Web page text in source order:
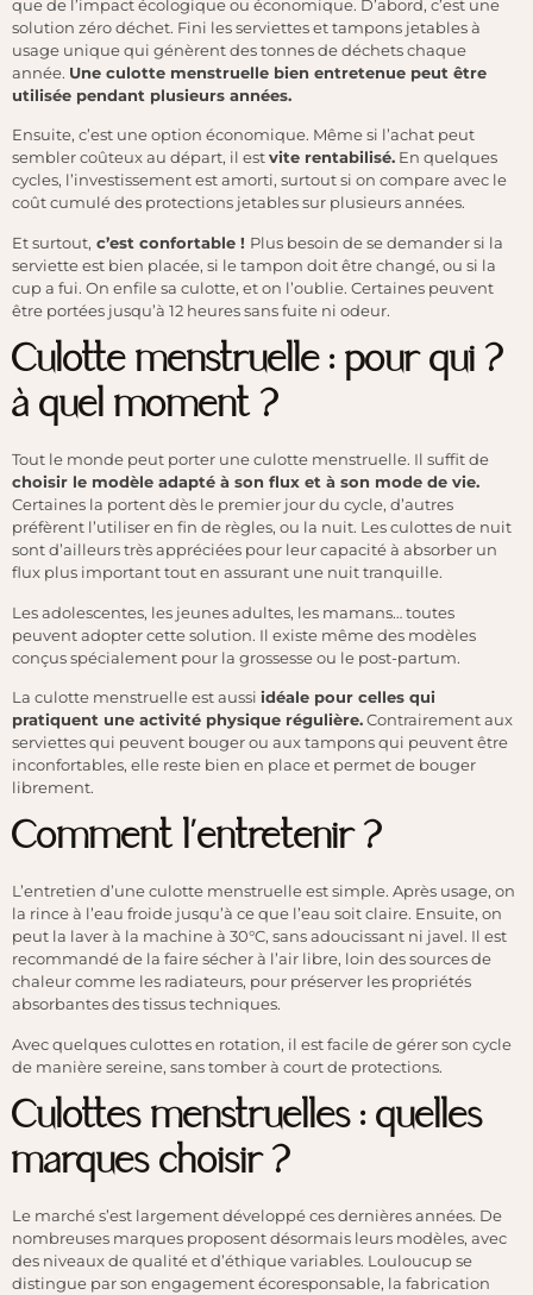
que de l’impact écologique ou économique. D’abord, c’est une
solution zéro déchet. Fini les serviettes et tampons jetables à
usage unique qui génèrent des tonnes de déchets chaque
année. Une culotte menstruelle bien entretenue peut être
utilisée pendant plusieurs années.
Ensuite, c’est une option économique. Même si l’achat peut
sembler coûteux au départ, il estvite rentabilisé. En quelques
cycles, l’investissement est amorti, surtout si on compare avec le
coût cumulé des protections jetables sur plusieurs années.
Et surtout, c’est confortable ! Plus besoin de se demander si la
serviette est bien placée, si le tampon doit être changé, ou si la
cup a fui. On enfile sa culotte, et on l’oublie. Certaines peuvent
être portées jusqu’à 12 heures sans fuite ni odeur.
Culotte menstruelle : pour qui ?
à quel moment ?
Tout le monde peut porter une culotte menstruelle. Il suffit de
choisir le modèle adapté à son flux et à son mode de vie.
Certaines la portent dès le premier jour du cycle, d’autres
préfèrent l’utiliser en fin de règles, ou la nuit. Les culottes de nuit
sont d’ailleurs très appréciées pour leur capacité à absorber un
flux plus important tout en assurant une nuit tranquille.
Les adolescentes, les jeunes adultes, les mamans… toutes
peuvent adopter cette solution. Il existe même des modèles
conçus spécialement pour la grossesse ou le post-partum.
La culotte menstruelle est aussi idéale pour celles qui
pratiquent une activité physique régulière.Contrairement aux
serviettes qui peuvent bouger ou aux tampons qui peuvent être
inconfortables, elle reste bien en place et permet de bouger
librement.
Comment l’entretenir ?
L’entretien d’une culotte menstruelle est simple. Après usage, on
la rince à l’eau froide jusqu’à ce que l’eau soit claire. Ensuite, on
peut la laver à la machine à 30°C, sans adoucissant ni javel. Il est
recommandé de la faire sécher à l’air libre, loin des sources de
chaleur comme les radiateurs, pour préserver les propriétés
absorbantes des tissus techniques.
Avec quelques culottes en rotation, il est facile de gérer son cycle
de manière sereine, sans tomber à court de protections.
Culottes menstruelles : quelles
marques choisir ?
Le marché s’est largement développé ces dernières années. De
nombreuses marques proposent désormais leurs modèles, avec
des niveaux de qualité et d’éthique variables. Louloucup se
distingue par son engagement écoresponsable, la fabrication